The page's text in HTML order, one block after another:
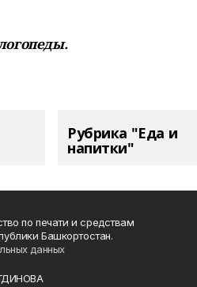
Рубрика "Еда и
напитки"
по печати и средствам
Башкортостан.
данных